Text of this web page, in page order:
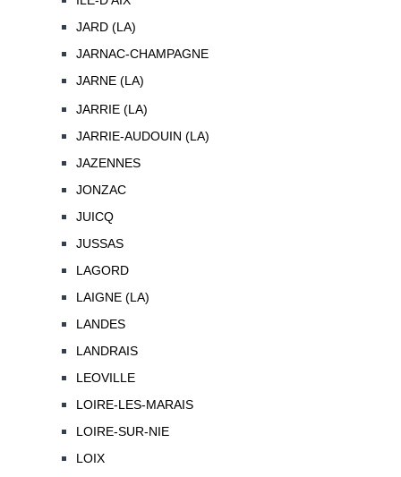
JARD (LA)
JARNAC-CHAMPAGNE
JARNE (LA)
JARRIE (LA)
JARRIE-AUDOUIN (LA)
JAZENNES
JONZAC
JUICQ
JUSSAS
LAGORD
LAIGNE (LA)
LANDES
LANDRAIS
LEOVILLE
LOIRE-LES-MARAIS
LOIRE-SUR-NIE
LOIX